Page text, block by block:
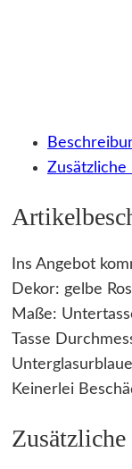
Ins Angebot
Dekor: gelbe
Maße:
Tasse
Keinerlei